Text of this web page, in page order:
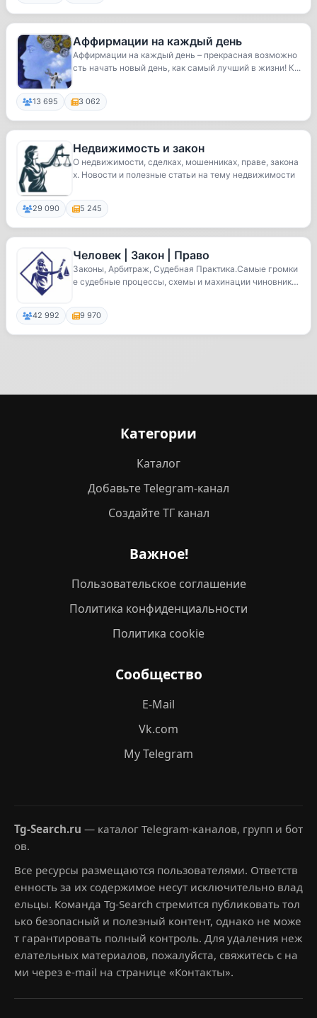
Аффирмации на каждый день
Аффирмации на каждый день – прекрасная возможно
сть начать новый день, как самый лучший в жизни! К...
13 695 3 062
Недвижимость и закон
О недвижимости, сделках, мошенниках, праве, закона
х. Новости и полезные статьи на тему недвижимости
29 090 5 245
Человек | Закон | Право
Законы, Арбитраж, Судебная Практика.Самые громки
е судебные процессы, схемы и махинации чиновнико
42 992 9 970
Категории
Каталог
Добавьте Telegram-канал
Создайте ТГ канал
Важное!
Пользовательское соглашение
Политика конфиденциальности
Политика cookie
Сообщество
E-Mail
Vk.com
My Telegram
Tg-Search.ru — каталог Telegram-каналов, групп и бот
ов.
Все ресурсы размещаются пользователями. Ответств
енность за их содержимое несут исключительно влад
ельцы. Команда Tg-Search стремится публиковать тол
ько безопасный и полезный контент, однако не може
т гарантировать полный контроль. Для удаления неж
елательных материалов, пожалуйста, свяжитесь с на
ми через e-mail на странице «Контакты».